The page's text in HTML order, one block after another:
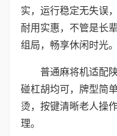
实，运行稳定无失误
耐用实惠，不管是长
组局，畅享休闲时光。
普通麻将机适配
碰杠胡均可，牌型简
烫，按键清晰老人操
理。